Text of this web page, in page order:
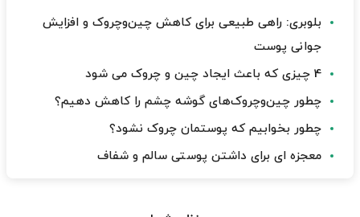
بلوبری: راهی طبیعی برای کاهش چین‌وچروک و افزایش
جوانی پوست
4 چیزی که باعث ایجاد چین و چروک می شود
چطور چین‌وچروک‌های گوشه چشم را کاهش دهیم؟
چطور بخوابیم که پوستمان چروک نشود؟
معجزه ای برای داشتن پوستی سالم و شفاف